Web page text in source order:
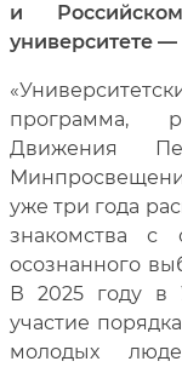
и
университете
программа,
Движения
уже три года
знакомства с
осознанного
В 2025 году в
участие
молодых